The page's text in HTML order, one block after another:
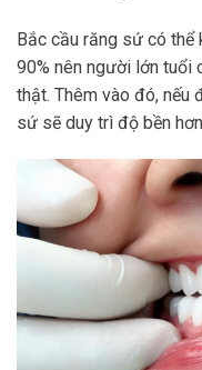
Bắc cầu răng sứ có thể
90% nên người lớn tuổi
thật. Thêm vào đó, nếu
sứ sẽ duy trì độ bền